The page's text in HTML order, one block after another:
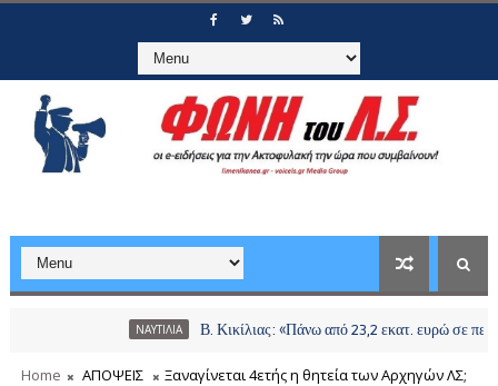
Β. Κικίλιας: «Πάνω από 23,2 εκατ. ευρώ σε
Home ΑΠΟΨΕΙΣ Ξαναγίνεται 4ετής η θητεία των Αρχηγών ΛΣ;